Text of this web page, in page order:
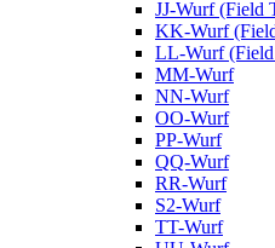
JJ-Wurf (Field
KK-Wurf
LL-Wurf
MM-Wurf
NN-Wurf
OO-Wurf
PP-Wurf
QQ-Wurf
RR-Wurf
S2-Wurf
TT-Wurf